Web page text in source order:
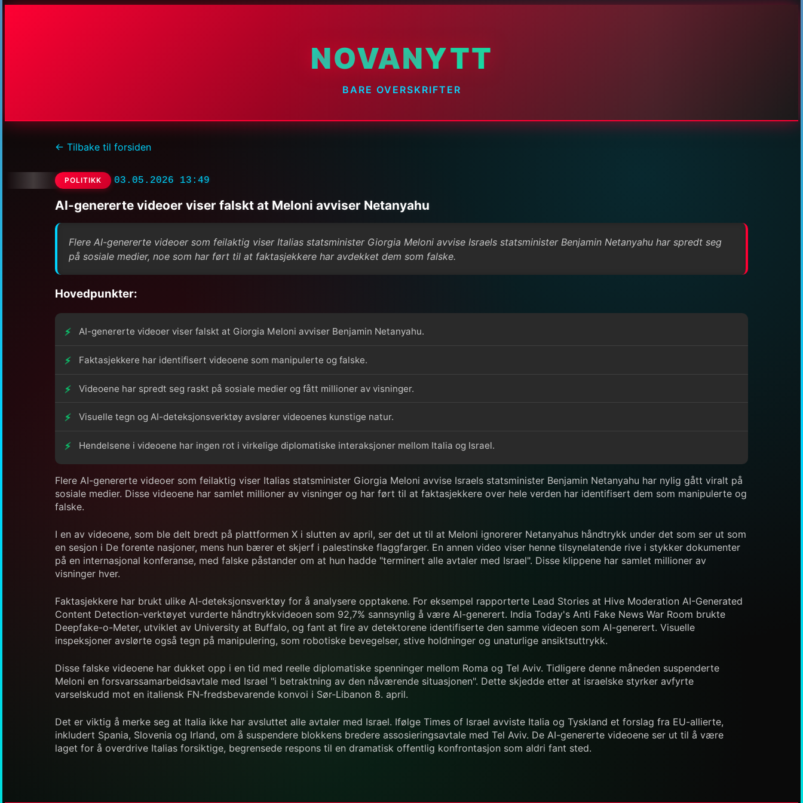
NOVANYTT
BARE OVERSKRIFTER
← Tilbake til forsiden
POLITIKK 03.05.2026 13:49
AI-genererte videoer viser falskt at Meloni avviser Netanyahu
Flere AI-genererte videoer som feilaktig viser Italias statsminister Giorgia Meloni avvise Israels statsminister Benjamin Netanyahu har spredt seg
på sosiale medier, noe som har ført til at faktasjekkere har avdekket dem som falske.
Hovedpunkter:
AI-genererte videoer viser falskt at Giorgia Meloni avviser Benjamin Netanyahu.
Faktasjekkere har identifisert videoene som manipulerte og falske.
Videoene har spredt seg raskt på sosiale medier og fått millioner av visninger.
Visuelle tegn og AI-deteksjonsverktøy avslører videoenes kunstige natur.
Hendelsene i videoene har ingen rot i virkelige diplomatiske interaksjoner mellom Italia og Israel.
Flere AI-genererte videoer som feilaktig viser Italias statsminister Giorgia Meloni avvise Israels statsminister Benjamin Netanyahu har nylig gått viralt på
sosiale medier. Disse videoene har samlet millioner av visninger og har ført til at faktasjekkere over hele verden har identifisert dem som manipulerte og
falske.
I en av videoene, som ble delt bredt på plattformen X i slutten av april, ser det ut til at Meloni ignorerer Netanyahus håndtrykk under det som ser ut som
en sesjon i De forente nasjoner, mens hun bærer et skjerf i palestinske flaggfarger. En annen video viser henne tilsynelatende rive i stykker dokumenter
på en internasjonal konferanse, med falske påstander om at hun hadde "terminert alle avtaler med Israel". Disse klippene har samlet millioner av
visninger hver.
Faktasjekkere har brukt ulike AI-deteksjonsverktøy for å analysere opptakene. For eksempel rapporterte Lead Stories at Hive Moderation AI-Generated
Content Detection-verktøyet vurderte håndtrykkvideoen som 92,7% sannsynlig å være AI-generert. India Today's Anti Fake News War Room brukte
Deepfake-o-Meter, utviklet av University at Buffalo, og fant at fire av detektorene identifiserte den samme videoen som AI-generert. Visuelle
inspeksjoner avslørte også tegn på manipulering, som robotiske bevegelser, stive holdninger og unaturlige ansiktsuttrykk.
Disse falske videoene har dukket opp i en tid med reelle diplomatiske spenninger mellom Roma og Tel Aviv. Tidligere denne måneden suspenderte
Meloni en forsvarssamarbeidsavtale med Israel "i betraktning av den nåværende situasjonen". Dette skjedde etter at israelske styrker avfyrte
varselskudd mot en italiensk FN-fredsbevarende konvoi i Sør-Libanon 8. april.
Det er viktig å merke seg at Italia ikke har avsluttet alle avtaler med Israel. Ifølge Times of Israel avviste Italia og Tyskland et forslag fra EU-allierte,
inkludert Spania, Slovenia og Irland, om å suspendere blokkens bredere assosieringsavtale med Tel Aviv. De AI-genererte videoene ser ut til å være
laget for å overdrive Italias forsiktige, begrensede respons til en dramatisk offentlig konfrontasjon som aldri fant sted.